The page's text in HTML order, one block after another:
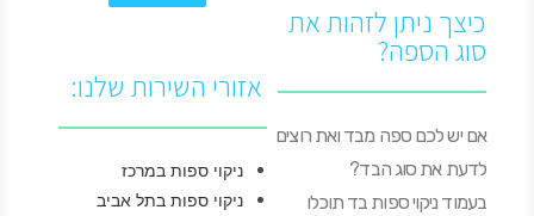
כיצך ניתן לזהות את
סוג הספה?
אם יש לכם ספה מבד ואת רוצים
לדעת את סוג הבד?
בעמוד ניקוי ספות בד תוכלו
אזורי השירות שלנו:
ניקוי ספות במרכז
ניקוי ספות בתל אביב